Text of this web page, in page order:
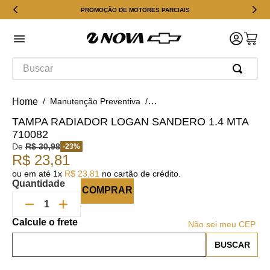
PROMOÇÃO DE MOTORES PARCIAIS
Buscar
Manutenção Preventiva Tampa do Reservatório
TAMPA RADIADOR LOGAN SANDERO 1.4 MTA
710082
De R$ 30,98 -23%
R$ 23,81
ou em até 1x R$ 23 81 no cartão de crédito.
Quantidade
COMPRAR
Não sei meu CEP